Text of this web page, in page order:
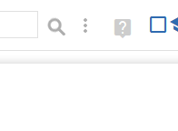
Búsqueda avanzada
Ayuda
(en